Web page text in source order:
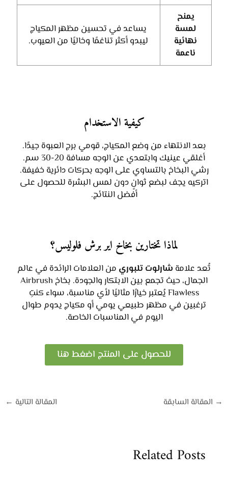
يمنح
لمسة
نهائية
ناعمة
يساعد في تحسين مظهر المكياج
ليبدو أكثر تناغمًا وخاليًا من العيوب.
كيفية الاستخدام
بعد الانتهاء من وضع المكياج، قومي برج العبوة جيدًا.
أغلقي عينيك وابتعدي عن الوجه مسافة 20-30 سم.
رشي البخاخ بالتساوي على الوجه بحركات دائرية خفيفة.
اتركيه يجف لبضع ثوانٍ دون لمس البشرة للحصول على
أفضل النتائج.
لماذا تختارين بخاخ اير برش فلوليس؟
تُعد علامةشارلوت تلبوري من العلامات الرائدة في عالم
الجمال، حيث تجمع بين الابتكار والجودة. بخاخ Airbrush
Flawless يُعتبر خيارًا مثاليًا لأي مناسبة، سواء كنتِ
ترغبين في مظهر طبيعي يومي أو مكياج يدوم طوال
اليوم في المناسبات الخاصة.
للحصول على المنتج اضغط هنا
→ المقالة السابقة المقالة التالية ←
Related Posts